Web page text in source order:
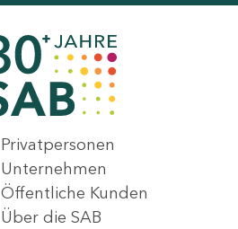
Privatpersonen
Unternehmen
Öffentliche Kunden
Über die SAB